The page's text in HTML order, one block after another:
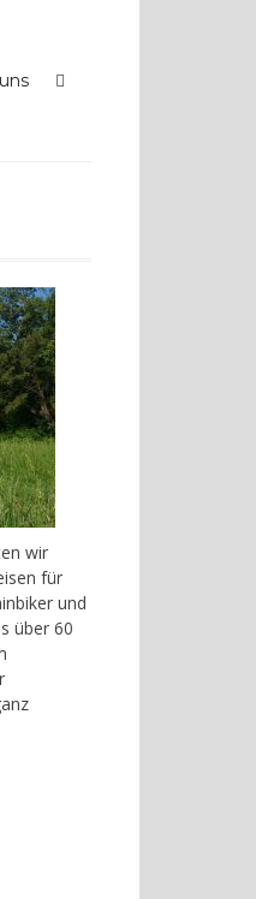
wir
für
und
über 60